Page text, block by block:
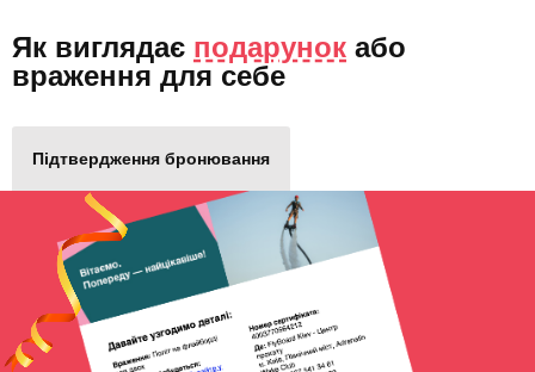
Як виглядає подарунок або
враження для себе
Підтвердження бронювання